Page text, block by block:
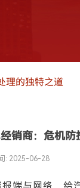
理的独特之道
销商：危机
: 2025-06-28